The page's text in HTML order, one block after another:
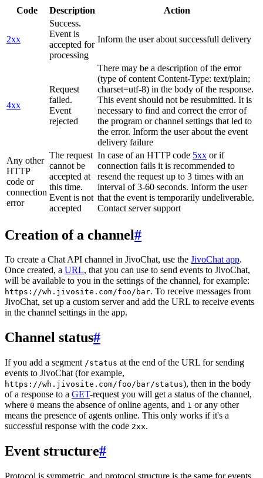
Code Description Action
2xx
Success.
Event is
accepted for
processing
Inform the user about successfull delivery
4xx
Request
failed.
Event
rejected
There may be a description of the error
(type of content Content-Type: text/plain;
charset=utf-8) in the body of the response.
This event should not be resubmitted. It is
necessary to find and correct the error of
the program or channel settings that led to
the error. Inform the user about the event
delivery failure
Any other
HTTP
code or
connection
error
The request
cannot be
accepted at
this time.
Event is not
accepted
In case of an HTTP code 5xx or if
connection fails it is recommended to
resend the request up to 3 times with an
interval of 3-60 seconds. Inform the user
that the event is temporarily undeliverable.
Contact server support
Creation of a channel#
To create a Chat API channel in JivoChat, use the JivoChat app.
Once created, a URL, that you can use to send events to JivoChat,
will be available to you in the settings of the channel, for example:
https://wh.jivosite.com/foo/bar. To receive messages from
JivoChat, set up a custom server and add the URL to receive events
in the channel settings in the app.
Channel status#
If you add a segment /status at the end of the URL for sending
events to JivoChat (for example,
https://wh.jivosite.com/foo/bar/status), then in the body
of a response to a GET-request you will get a status of the channel,
where 0 means the absence of online agents, and 1 or any other
means the presence of agents online. This only works if it's a
successful response with the code 2xx.
Event structure#
Protocol is symmetric, and protocol structure is the same for events